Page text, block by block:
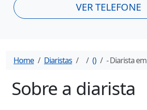
VER TELEFONE
Home Diaristas () - Diarista em
Sobre a diarista